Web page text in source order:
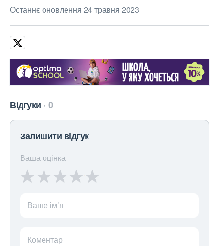
Останнє оновлення 24 травня 2023
Відгуки 0
Залишити відгук
Ваша оцінка
Ваше ім’я
Коментар